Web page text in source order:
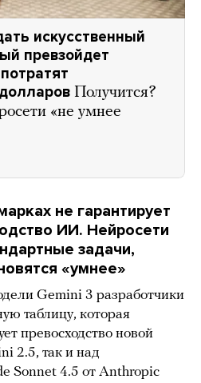
искусственный
превзойдет
Получится?
«не умнее
не гарантирует
ИИ. Нейросети
задачи,
«умнее»
Gemini 3 разработчики
таблицу, которая
превосходство новой
2.5, так и над
Sonnet 4.5 от Anthropic